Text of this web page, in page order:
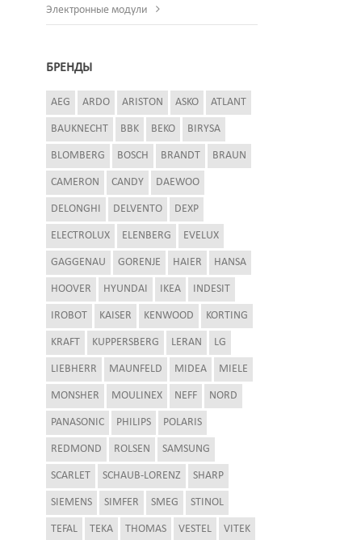
Электронные модули
БРЕНДЫ
AEG ARDO ARISTON ASKO ATLANT
BAUKNECHT BBK BEKO BIRYSA
BLOMBERG BOSCH BRANDT BRAUN
CAMERON CANDY DAEWOO
DELONGHI DELVENTO DEXP
ELECTROLUX ELENBERG EVELUX
GAGGENAU GORENJE HAIER HANSA
HOOVER HYUNDAI IKEA INDESIT
IROBOT KAISER KENWOOD KORTING
KRAFT KUPPERSBERG LERAN LG
LIEBHERR MAUNFELD MIDEA MIELE
MONSHER MOULINEX NEFF NORD
PANASONIC PHILIPS POLARIS
REDMOND ROLSEN SAMSUNG
SCARLET SCHAUB-LORENZ SHARP
SIEMENS SIMFER SMEG STINOL
TEFAL TEKA THOMAS VESTEL VITEK